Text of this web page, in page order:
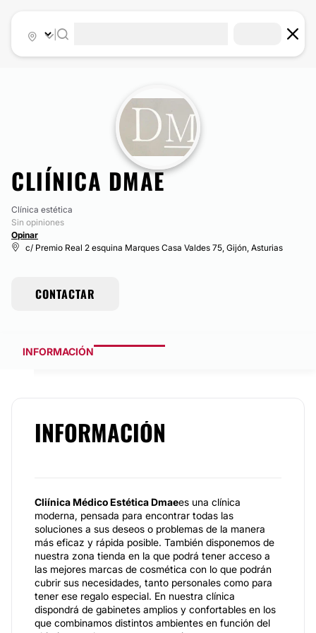
CLIÍNICA DMAE
Clínica estética
Sin opiniones
Opinar
c/ Premio Real 2 esquina Marques Casa Valdes 75, Gijón, Asturias
CONTACTAR
INFORMACIÓN
INFORMACIÓN
Cliínica Médico Estética Dmaees una clínica
moderna, pensada para encontrar todas las
soluciones a sus deseos o problemas de la manera
más eficaz y rápida posible. También disponemos de
nuestra zona tienda en la que podrá tener acceso a
las mejores marcas de cosmética con lo que podrán
cubrir sus necesidades, tanto personales como para
tener ese regalo especial. En nuestra clínica
dispondrá de gabinetes amplios y confortables en los
que combinamos distintos ambientes en función del